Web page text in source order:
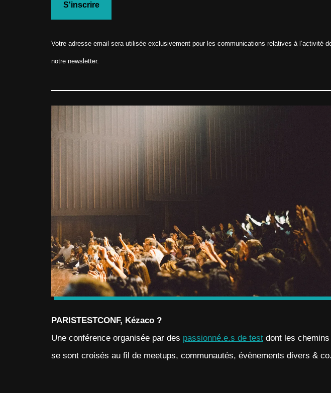
S'inscrire
Votre adresse email sera utilisée exclusivement pour les communications relatives à
notre newsletter.
PARISTESTCONF, Kézaco ?
Une conférence organisée par des passionné.e.s de test dont les chemins
se sont croisés au fil de meetups, communautés, évènements divers & co.